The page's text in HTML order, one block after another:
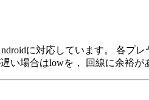
に対応しています。 各
場合はlowを， 回線に余裕